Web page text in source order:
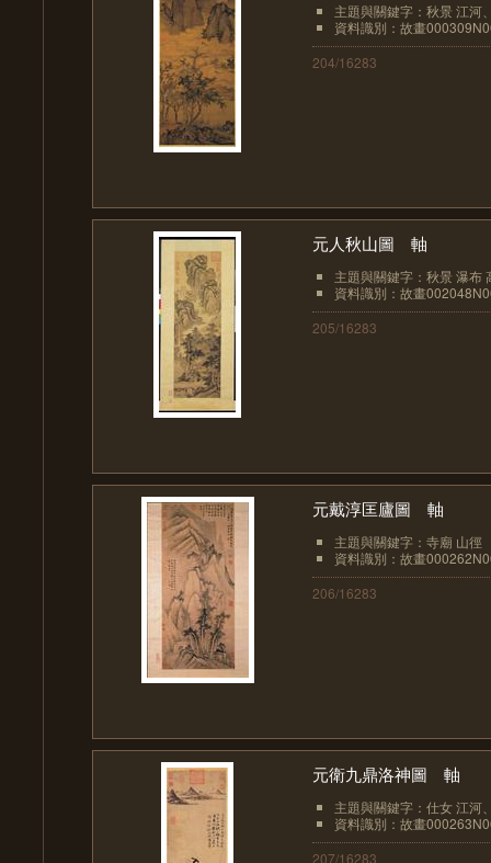
主題與關鍵字：秋景 江河
資料識別：故畫
204/16283
元人秋山圖 軸
主題與關鍵字：秋景 瀑布
資料識別：故畫
205/16283
元戴淳匡廬圖 軸
主題與關鍵字：寺廟 山徑
資料識別：故畫
206/16283
元衛九鼎洛神圖 軸
主題與關鍵字：仕女 江河
資料識別：故畫
207/16283